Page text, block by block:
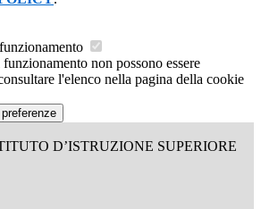
non possono essere
l'elenco nella pagina della cookie
D’ISTRUZIONE SUPERIORE